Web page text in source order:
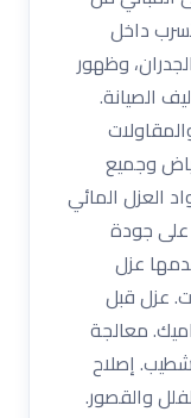
داخل
وظهور
الصيانة.
وجميع
العزل المائي
على جودة
عزل
عزل قبل
معالجة
إصلاح
والقصور.